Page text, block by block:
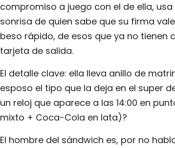
compromiso a juego con el de ella,
sonrisa de quien sabe que su firma
beso rápido, de esos que ya no
tarjeta de salida.
El detalle clave: ella lleva anillo de
esposo el tipo que la deja en el super
un reloj que aparece a las 14:00 en
mixto + Coca-Cola en lata)?
El hombre del sándwich es, por no